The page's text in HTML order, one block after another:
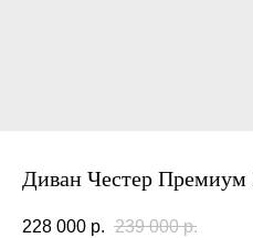
Диван Честер Премиум
228 000 р. 239 000 р.